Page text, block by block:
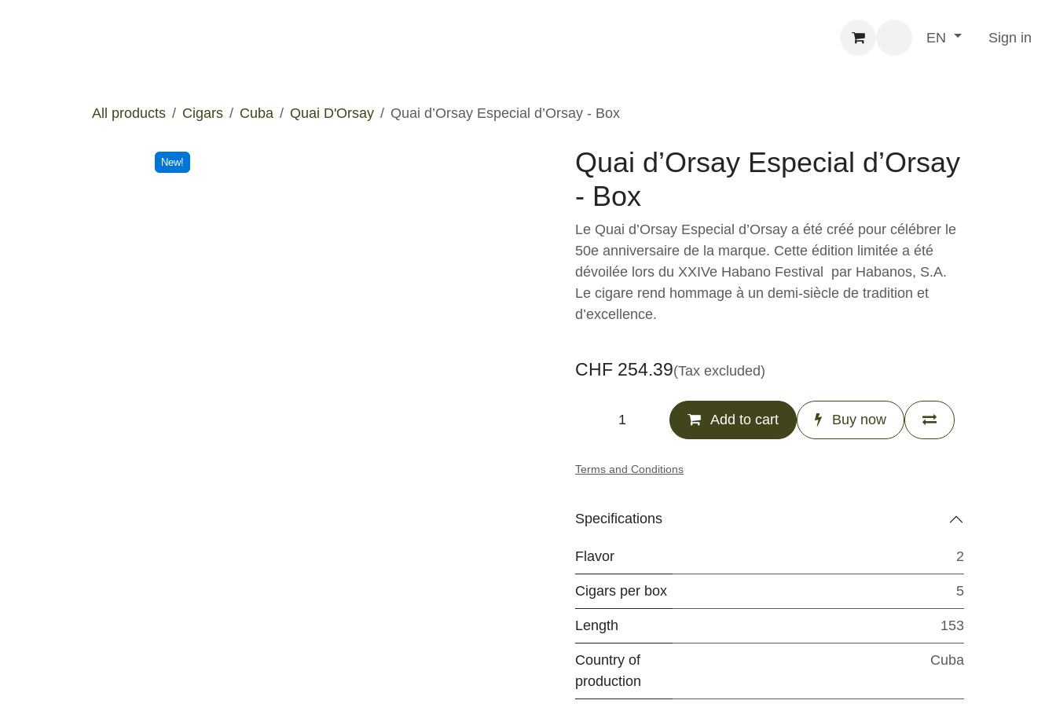
EN Sign in
All products Cigars Cuba Quai D'Orsay Quai d’Orsay Especial d’Orsay - Box
New!
New!
Quai d’Orsay Especial d’Orsay
- Box
Le Quai d’Orsay Especial d’Orsay a été créé pour célébrer
le 50e anniversaire de la marque. Cette édition limitée a
été dévoilée lors du XXIVe Habano Festival par Habanos,
S.A. Le cigare rend hommage à un demi-siècle de
tradition et d’excellence.
CHF 254.39(Tax excluded)
Add to cart Buy now
Terms and Conditions
Specifications
Flavor 2
Cigars per
box
5
Length 153
Country of